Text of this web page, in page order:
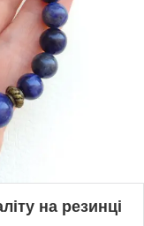
на резинці